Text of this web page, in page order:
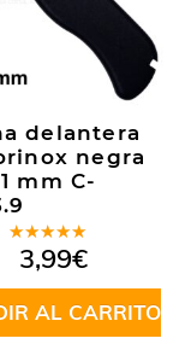
delantera
negra
mm C-
Valorado
en5.00de
5
3,99€
AL CARRITO